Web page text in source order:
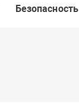
Безопасность